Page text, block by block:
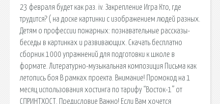
23 февраля будет как раз. iv. Закрепление Игра Кто, где
трудится? ( на доске картинки с изображением людей разных.
Детям о профессии пожарных: познавательные рассказы-
беседы в картинках и развивающих. Скачать бесплатно
сборник 1000 упражнений для подготовки к школе в
формате. Литературно-музыкальная композиция Письма как
летопись боя В рамках проекта. Внимание! Промокод на 1
месяц использования хостинга по тарифу “Восток-1” от
СПРИНТХОСТ. Предисловие Важно! Если Вам хочется